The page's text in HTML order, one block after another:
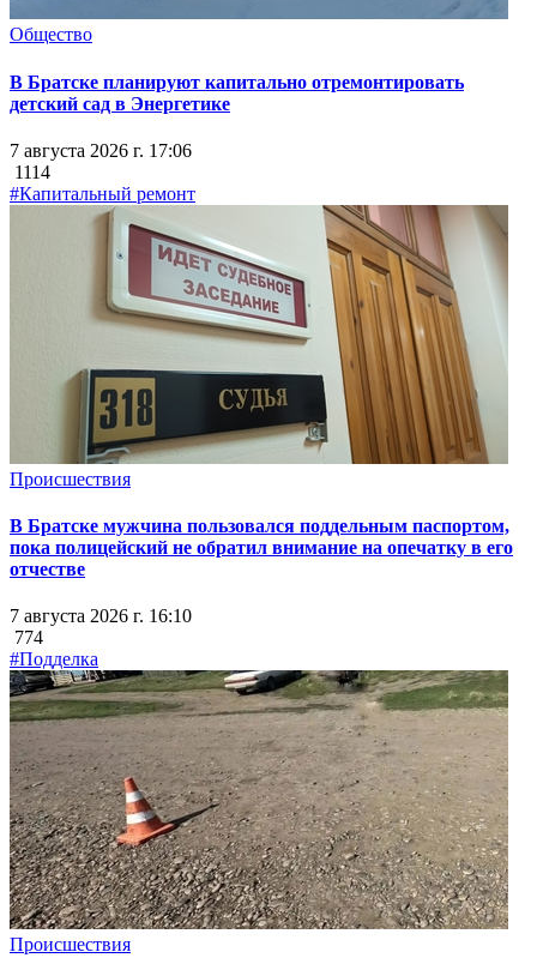
Общество
В Братске планируют капитально отремонтировать
детский сад в Энергетике
7 августа 2026 г. 17:06
1114
#Капитальный ремонт
Происшествия
В Братске мужчина пользовался поддельным паспортом,
пока полицейский не обратил внимание на опечатку в его
отчестве
7 августа 2026 г. 16:10
774
#Подделка
Происшествия